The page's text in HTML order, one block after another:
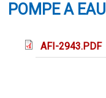
POMPE A EAU
AFI-2943.PDF